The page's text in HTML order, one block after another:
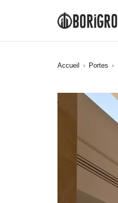
Accueil › Portes ›